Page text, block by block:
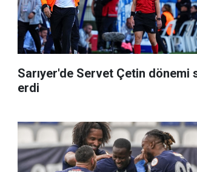
Sarıyer'de Servet Çetin dönemi
erdi